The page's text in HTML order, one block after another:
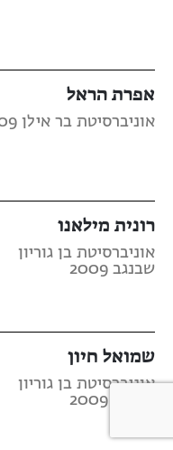
אפרת הראל
אוניברסיטת בר אילן 2009
רונית מילאנו
אוניברסיטת בן גוריון
שבנגב 2009
שמואל חיון
אוניברסיטת בן גוריון